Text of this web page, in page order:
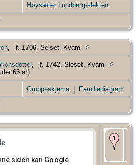
Høysæter Lundberg-slekten
f. 1706, Selset, Kvam
, f. 1742, Sleset, Kvam
63 år)
Gruppeskjema Familiediagram
siden kan Google